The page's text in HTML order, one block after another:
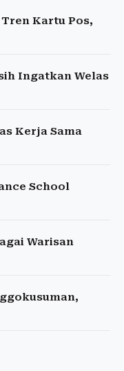
Kartu Pos,
Ingatkan Welas
Kerja Sama
School
Warisan